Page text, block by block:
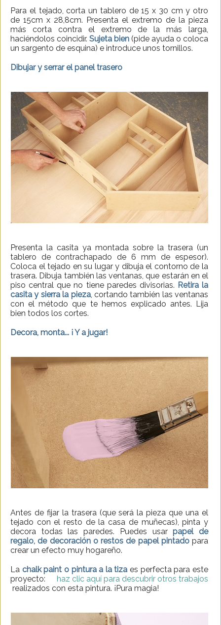
Para el tejado, corta un tablero de 15 x 30 cm y otro
de 15cm x 28,8cm. Presenta el extremo de la pieza
más corta contra el extremo de la más larga,
haciéndolos coincidir. Sujeta bien (pide ayuda o coloca
un sargento de esquina) e introduce unos tornillos.
Dibujar y serrar el panel trasero
Presenta la casita ya montada sobre la trasera (un
tablero de contrachapado de 6 mm de espesor).
Coloca el tejado en su lugar y dibuja el contorno de la
trasera. Dibuja también las ventanas, que estarán en el
piso central que no tiene paredes divisorias. Retira la
casita y sierra la pieza, cortando también las ventanas
con el método que te hemos explicado antes. Lija
bien todos los cortes.
Decora, monta... ¡ Y a jugar!
Antes de fijar la trasera (que será la pieza que una el
tejado con el resto de la casa de muñecas), pinta y
decora todas las paredes. Puedes usarpapel de
regalo, de decoración o restos de papel pintadopara
crear un efecto muy hogareño.
La chalk paint o pintura a la tiza es perfecta para este
proyecto: haz clic aquí para descubrir otros trabajos
realizados con esta pintura. ¡Pura magia!